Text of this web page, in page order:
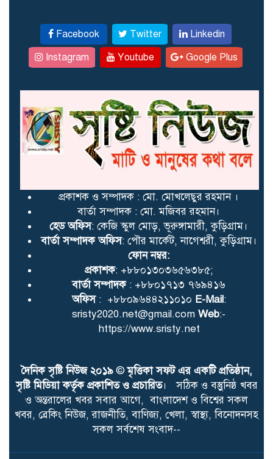
আজ বৃহস্পতিবার ৬ আগস্ট
২০২৬: আজকের আবহাওয়ার
Facebook Twitter
Linkedin
Instagram
Youtube Google Plus
প্রকাশক ও সম্পাদক : মো. মোখলেছুর রহমান ।
বার্তা সম্পাদক : মো. মজিবর রহমান।
হেড অফিস: কেজি স্কুল মোড়, ভূরুঙ্গামারী, কুড়িগ্রাম।
বার্তা সম্পাদক অফিস: পৌর মার্কেট, নাগেশ্বরী, কুড়িগ্রাম।
ফোন নম্বর:
প্রকাশক: +৮৮০১৩০৩৬৫৬৩৮৫;
বার্তা সম্পাদক: +৮৮০১৭১৩ ৭৬৯৪১৬
অফিস: +৮৮০৯৬৪৪২১১০১০ E-Mail:
sristy2020.net@gmail.com Web:-
https://www.sristy.net
দৈনিক সৃষ্টি নিউজ ২০১৯©মৃত্তিকা সফট এর একটি প্রতিষ্ঠান,
সৃষ্টি মিডিয়া কর্তৃক প্রকাশিত ও প্রচারিত। সঠিক ও বস্তুুনিষ্ঠ খবর
ও অন্তরালের খবর সবার আগে, বাংলাদেশ ও বিশ্বের সকল
খবর, ব্রেকিং নিউজ, রাজনীতি, বাণিজ্য, খেলা, স্বাস্থ্য, বিনোদনসহ
সকল সর্বশেষ সংবাদ--